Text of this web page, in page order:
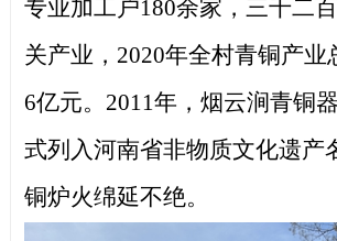
专业加工户180余家，三千二
关产业，2020年全村青铜产业
6亿元。2011年，烟云涧青铜
式列入河南省非物质文化遗产
铜炉火绵延不绝。